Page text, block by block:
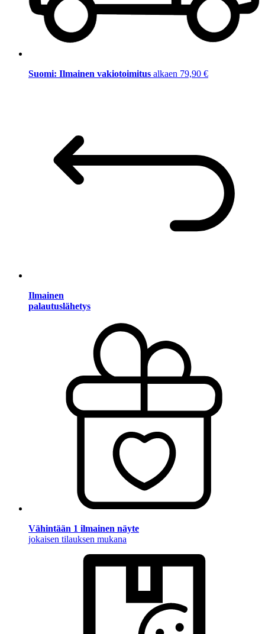
Suomi: Ilmainen vakiotoimitus alkaen 79,90 €
Ilmainen
palautuslähetys
Vähintään 1 ilmainen näyte
jokaisen tilauksen mukana